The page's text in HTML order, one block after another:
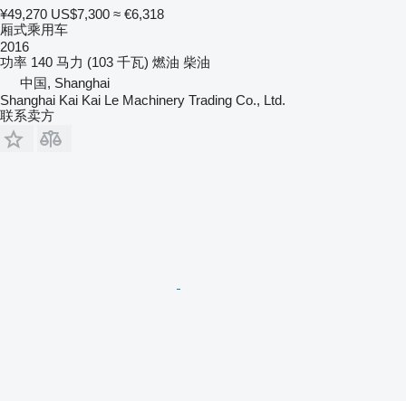
¥49,270 US$7,300 ≈ €6,318
厢式乘用车
2016
功率 140 马力 (103 千瓦) 燃油 柴油
中国, Shanghai
Shanghai Kai Kai Le Machinery Trading Co., Ltd.
联系卖方